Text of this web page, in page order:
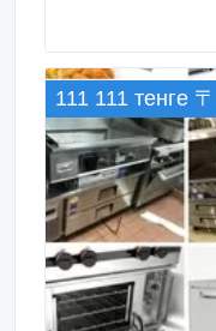
111 111 тенге 〒